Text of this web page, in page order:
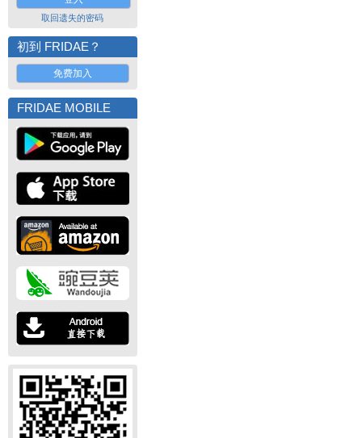
取回遗失的密码
初到 FRIDAE？
免费加入
FRIDAE MOBILE